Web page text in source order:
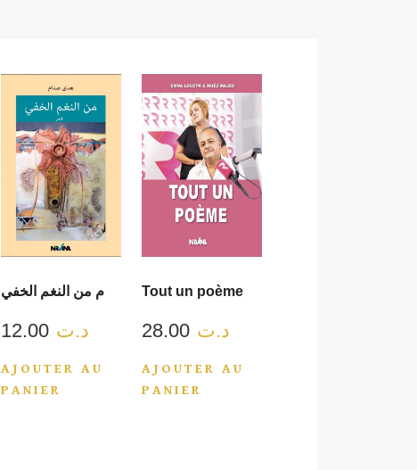
م من النغم الخفي
د.ت
AJOUTER AU
PANIER
Tout un poème
د.ت
AJOUTER AU
PANIER